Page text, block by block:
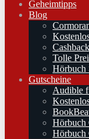
Geheimtipps
Blog
Tolle
Hörbuch
Gutscheine
Audible
Hörbuch
Hörbuch